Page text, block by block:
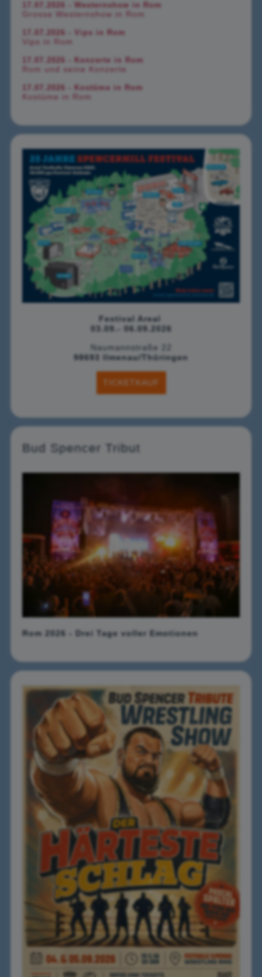
17.07.2026 - Westernshow in Rom
Grosse Westernshow in Rom
17.07.2026 - Vips in Rom
Vips in Rom
17.07.2026 - Konzerte in Rom
Rom und seine Konzerte
17.07.2026 - Kostüme in Rom
Kostüme in Rom
Festival Areal
03.09.- 06.09.2026
Naumannstraße 22
98693 Ilmenau/Thüringen
TICKETKAUF
Bud Spencer Tribut
Rom 2026 - Drei Tage voller Emotionen